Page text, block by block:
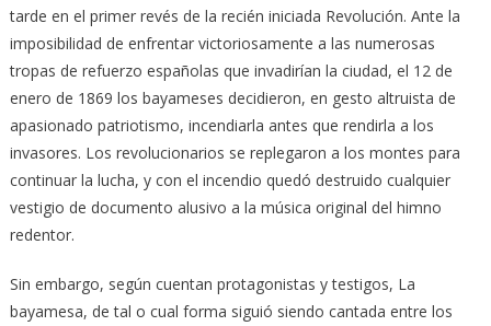
tarde en el primer revés de la recién iniciada Revolución. Ante la
imposibilidad de enfrentar victoriosamente a las numerosas
tropas de refuerzo españolas que invadirían la ciudad, el 12 de
enero de 1869 los bayameses decidieron, en gesto altruista de
apasionado patriotismo, incendiarla antes que rendirla a los
invasores. Los revolucionarios se replegaron a los montes para
continuar la lucha, y con el incendio quedó destruido cualquier
vestigio de documento alusivo a la música original del himno
redentor.
Sin embargo, según cuentan protagonistas y testigos, La
bayamesa, de tal o cual forma siguió siendo cantada entre los